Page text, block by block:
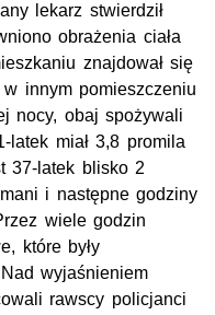
lekarz stwierdził
obrażenia ciała
znajdował się
innym pomieszczeniu
nocy, obaj spożywali
latek miał 3,8 promila
37-latek blisko 2
i następne godziny
wiele godzin
które były
wyjaśnieniem
rawscy policjanci